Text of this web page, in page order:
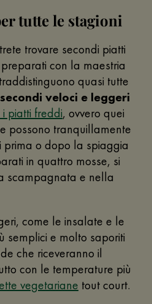
tutte le stagioni
trovare secondi piatti
con la maestria
quasi tutte
secondi veloci e leggeri
piatti freddi, ovvero quei
possono tranquillamente
prima o dopo la spiaggia
in quattro mosse, si
scampagnata e nella
come le insalate e le
semplici e molto saporiti
che riceveranno il
con le temperature più
vegetariane tout court.